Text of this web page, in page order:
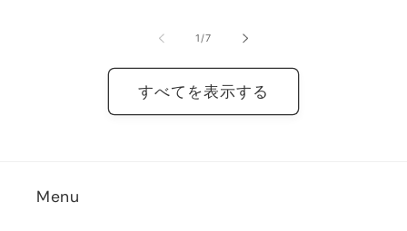
1/の
7
すべてを表示する
Menu